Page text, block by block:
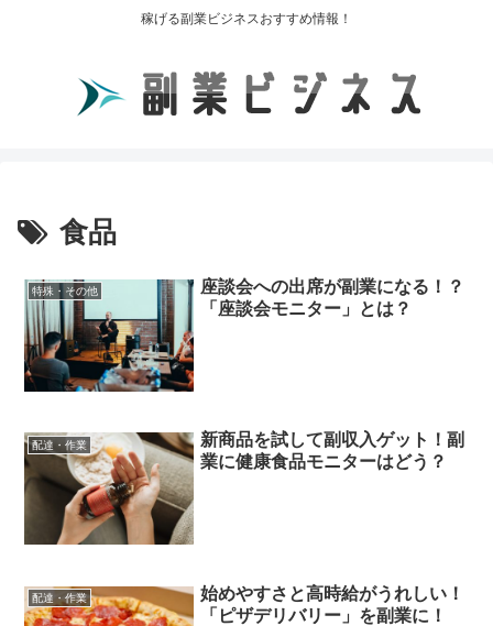
稼げる副業ビジネスおすすめ情報！
食品
特殊・その他
座談会への出席が副業になる！？
「座談会モニター」とは？
配達・作業
新商品を試して副収入ゲット！副
業に健康食品モニターはどう？
配達・作業
始めやすさと高時給がうれしい！
「ピザデリバリー」を副業に！